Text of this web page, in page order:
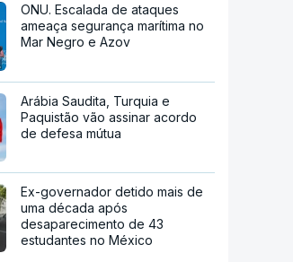
ONU. Escalada de ataques
ameaça segurança marítima no
Mar Negro e Azov
Arábia Saudita, Turquia e
Paquistão vão assinar acordo
de defesa mútua
Ex-governador detido mais de
uma década após
desaparecimento de 43
estudantes no México